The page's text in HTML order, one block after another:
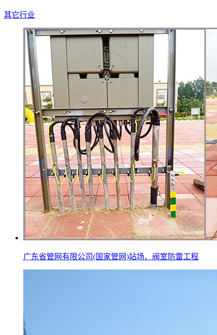
其它行业
广东省管网有限公司(国家管网)站场、阀室防雷工程